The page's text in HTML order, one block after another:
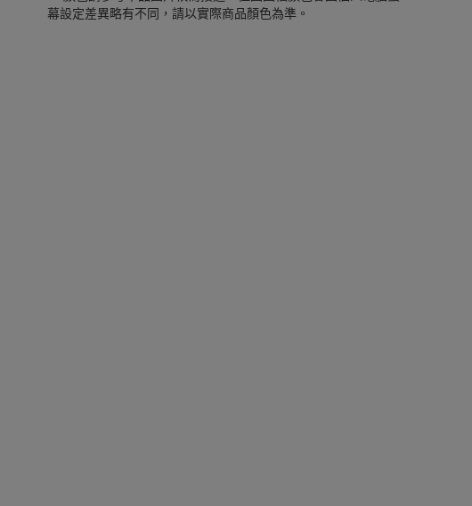
幕設定差異略有不同，請以實際商品顏色為準。